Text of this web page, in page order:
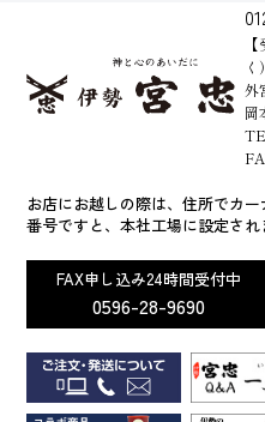
く）
外
岡
お店にお越しの際は、住所でカ
番号ですと、本社工場に設定され
FAX申し込み24時間受付中
0596-28-9690